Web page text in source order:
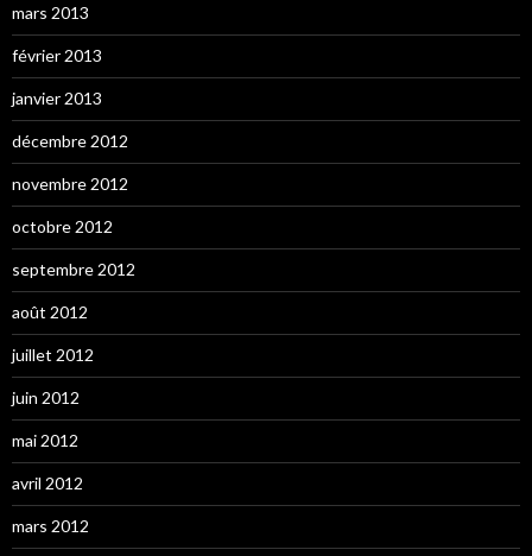
mars 2013
février 2013
janvier 2013
décembre 2012
novembre 2012
octobre 2012
septembre 2012
août 2012
juillet 2012
juin 2012
mai 2012
avril 2012
mars 2012